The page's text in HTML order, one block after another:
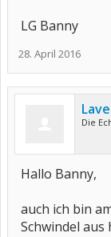
LG Banny
28. April 2016
Die
Hallo Banny,
auch ich bin
Schwindel